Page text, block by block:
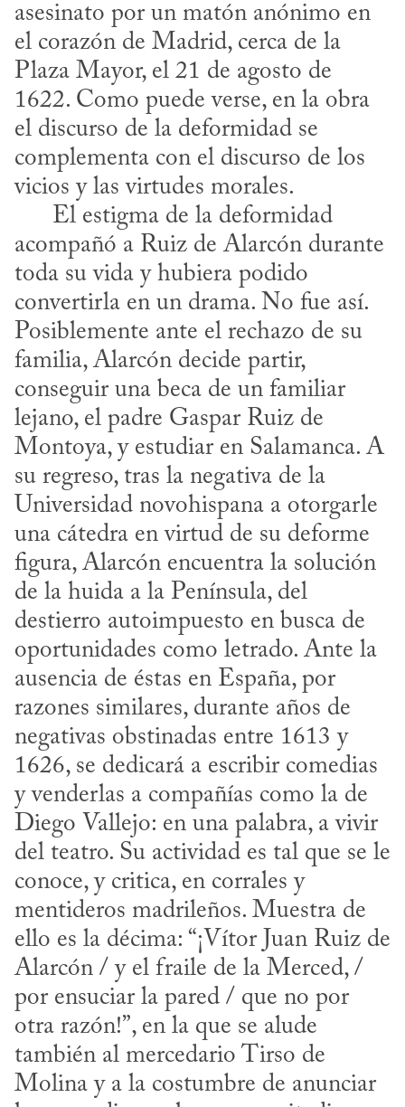
asesinato por un matón anónimo en
el corazón de Madrid, cerca de la
Plaza Mayor, el 21 de agosto de
1622. Como puede verse, en la obra
el discurso de la deformidad se
complementa con el discurso de los
vicios y las virtudes morales.
acompañó a Ruiz de Alarcón durante
toda su vida y hubiera podido
convertirla en un drama. No fue así.
Posiblemente ante el rechazo de su
familia, Alarcón decide partir,
conseguir una beca de un familiar
lejano, el padre Gaspar Ruiz de
Montoya, y estudiar en Salamanca. A
su regreso, tras la negativa de la
Universidad novohispana a otorgarle
una cátedra en virtud de su deforme
figura, Alarcón encuentra la solución
de la huida a la Península, del
destierro autoimpuesto en busca de
oportunidades como letrado. Ante la
ausencia de éstas en España, por
razones similares, durante años de
negativas obstinadas entre 1613 y
1626, se dedicará a escribir comedias
y venderlas a compañías como la de
Diego Vallejo: en una palabra, a vivir
del teatro. Su actividad es tal que se le
conoce, y critica, en corrales y
mentideros madrileños. Muestra de
ello es la décima: “¡Vítor Juan Ruiz de
Alarcón / y el fraile de la Merced, /
por ensuciar la pared / que no por
otra razón!”, en la que se alude
también al mercedario Tirso de
Molina y a la costumbre de anunciar